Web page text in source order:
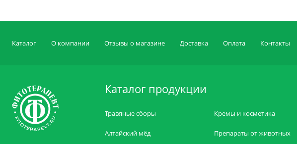
Каталог О компании Отзывы о магазине Доставка Оплата Контакты
Каталог продукции
Травяные сборы
Алтайский мёд
Кремы и косметика
Препараты от животных